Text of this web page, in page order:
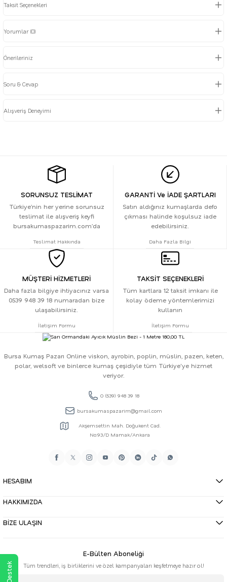
Taksit Seçenekleri
Yorumlar (0)
Önerileriniz
Soru & Cevap
Alışveriş Deneyimi
SORUNSUZ TESLİMAT
Türkiye’nin her yerine sorunsuz
teslimat ile alışveriş keyfi
bursakumaspazarim.com’da
Teslimat Hakkında
GARANTİ Ve İADE ŞARTLARI
Satın aldığınız kumaşlarda defo
çıkması halinde koşulsuz iade
edebilirsiniz.
Daha Fazla Bilgi
MÜŞTERİ HİZMETLERİ
Daha fazla bilgiye ihtiyacınız varsa
0539 948 39 18 numaradan bize
ulaşabilirsiniz.
İletişim Formu
TAKSİT SEÇENEKLERİ
Tüm kartlara 12 taksit imkanı ile
kolay ödeme yöntemlerimizi
kullanın
İletişim Formu
Bursa Kumaş Pazarı Online viskon, ayrobin, poplin, müslin, pazen, keten,
polar, welsoft ve binlerce kumaş çeşidiyle tüm Türkiye'ye hizmet
veriyor.
0 (539) 948 39 18
bursakumaspazarim@gmail.com
Akşemsettin Mah. Doğukent Cad.
No:93/D Mamak/Ankara
HESABIM
HAKKIMIZDA
BİZE ULAŞIN
E-Bülten Aboneliği
Tüm trendleri, iş birliklerini ve özel kampanyaları keşfetmeye hazır ol!